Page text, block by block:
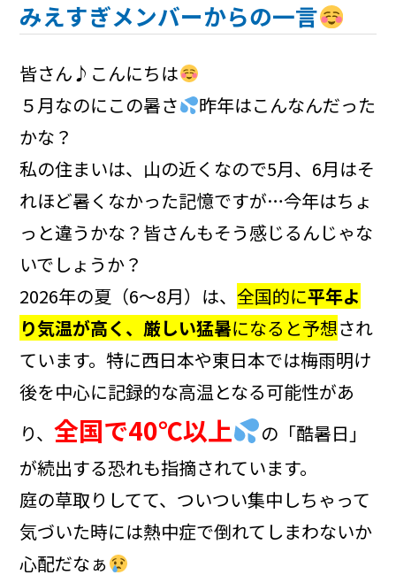
みえすぎメンバーからの一言
皆さん♪こんにちは
５月なのにこの暑さ
昨年はこんなんだった
かな？
私の住まいは、山の近くなので5月、6月はそ
れほど暑くなかった記憶ですが…今年はちょ
っと違うかな？皆さんもそう感じるんじゃな
いでしょうか？
2026年の夏（6〜8月）は、全国的に平年よ
り気温が高く、厳しい猛暑になると予想され
ています。特に西日本や東日本では梅雨明け
後を中心に記録的な高温となる可能性があ
り、全国で40℃以上
の「酷暑日」
が続出する恐れも指摘されています。
庭の草取りしてて、ついつい集中しちゃって
気づいた時には熱中症で倒れてしまわないか
心配だなぁ